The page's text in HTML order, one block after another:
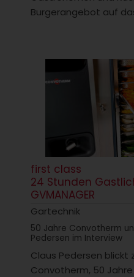
Burgerangebot auf
first class
24 Stunden
GVMANAGER
Gartechnik
50 Jahre Convotherm
Pedersen im Interview
Claus Pedersen blickt
Convotherm, 50